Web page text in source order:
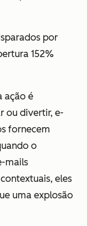
por
152%
ação é
ou divertir, e-
fornecem
o
mails
eles
uma explosão